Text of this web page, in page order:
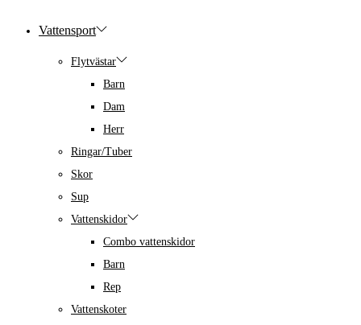
Vattensport
Flytvästar
Barn
Dam
Herr
Ringar/Tuber
Skor
Sup
Vattenskidor
Combo vattenskidor
Barn
Rep
Vattenskoter